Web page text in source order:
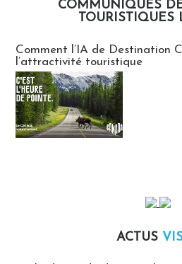
COMMUNIQUÉS
TOURISTIQUES
Comment l’IA de Destination
l’attractivité touristique
ACTUS